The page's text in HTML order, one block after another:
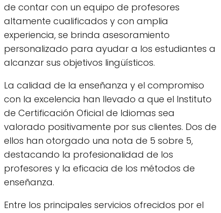
de contar con un equipo de profesores
altamente cualificados y con amplia
experiencia, se brinda asesoramiento
personalizado para ayudar a los estudiantes a
alcanzar sus objetivos lingüísticos.
La calidad de la enseñanza y el compromiso
con la excelencia han llevado a que el Instituto
de Certificación Oficial de Idiomas sea
valorado positivamente por sus clientes. Dos de
ellos han otorgado una nota de 5 sobre 5,
destacando la profesionalidad de los
profesores y la eficacia de los métodos de
enseñanza.
Entre los principales servicios ofrecidos por el